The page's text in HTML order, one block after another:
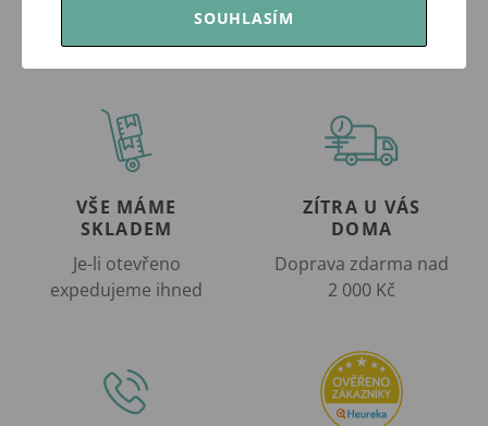
VŠE MÁME
SKLADEM
Je-li otevřeno
expedujeme ihned
ZÍTRA U VÁS
DOMA
Doprava zdarma nad
2 000 Kč
SOUHLASÍM